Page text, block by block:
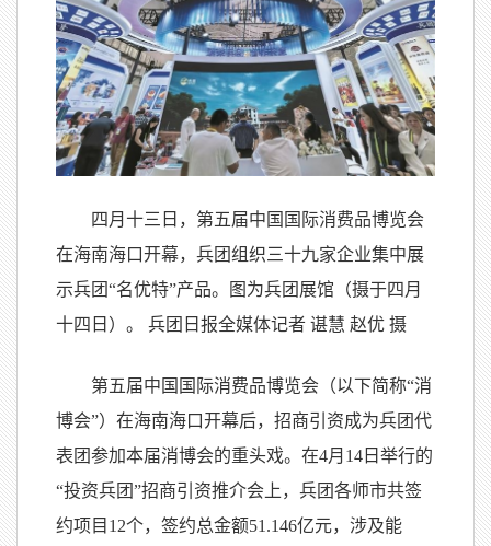
四月十三日，第五届中国国际消费品博览会
在海南海口开幕，兵团组织三十九家企业集中展
示兵团“名优特”产品。图为兵团展馆（摄于四月
十四日）。 兵团日报全媒体记者 谌慧 赵优 摄
第五届中国国际消费品博览会（以下简称“消
博会”）在海南海口开幕后，招商引资成为兵团代
表团参加本届消博会的重头戏。在4月14日举行的
“投资兵团”招商引资推介会上，兵团各师市共签
约项目12个，签约总金额51.146亿元，涉及能